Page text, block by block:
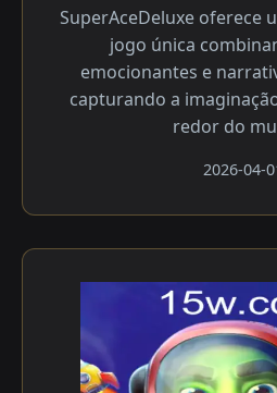
SuperAceDeluxe oferece
jogo única
emocionantes e
capturando a
redor do
2026-04-